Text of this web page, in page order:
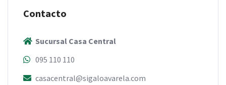
Contacto
Sucursal Casa Central
095 110 110
casacentral@sigaloavarela.com